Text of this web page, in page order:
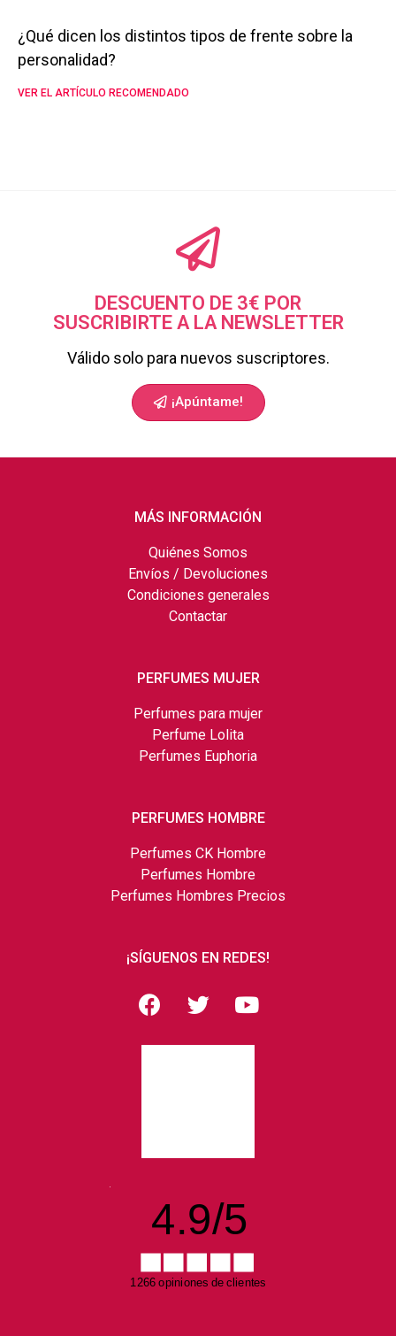
¿Qué dicen los distintos tipos de frente sobre la
personalidad?
VER EL ARTÍCULO RECOMENDADO
DESCUENTO DE 3€ POR
SUSCRIBIRTE A LA NEWSLETTER
Válido solo para nuevos suscriptores.
¡Apúntame!
MÁS INFORMACIÓN
Quiénes Somos
Envíos / Devoluciones
Condiciones generales
Contactar
PERFUMES MUJER
Perfumes para mujer
Perfume Lolita
Perfumes Euphoria
PERFUMES HOMBRE
Perfumes CK Hombre
Perfumes Hombre
Perfumes Hombres Precios
¡SÍGUENOS EN REDES!
4.9/5
1266 opiniones de clientes